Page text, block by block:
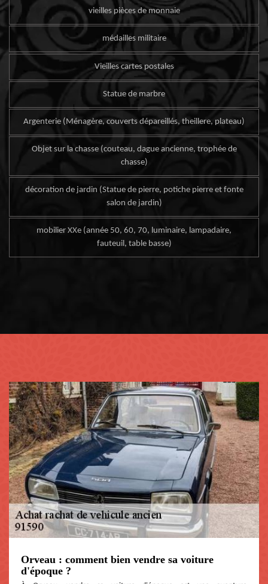
vieilles pièces de monnaie
médailles militaire
Vieilles cartes postales
Statue de marbre
Argenterie (Ménagère, couverts dépareillés, theillere, plateau)
Objet sur la chasse (couteau, dague ancienne, trophée de
chasse)
décoration de jardin (Statue de pierre, potiche pierre et fonte
salon de jardin)
mobilier XXe (année 50, 60, 70, luminaire, lampadaire,
fauteuil, table basse)
Orveau : comment bien vendre sa voiture
d'époque ?